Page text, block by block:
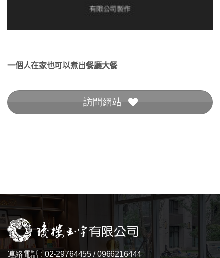
一個人在家也可以煮出餐廳大餐
訪問網站
連絡電話 : 02-29764455 / 0966216444